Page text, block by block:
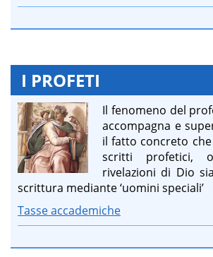
I PROFETI
Il fenomeno del
accompagna e
il fatto concreto
scritti profetici,
rivelazioni di Dio
scrittura mediante ‘uomini speciali’
Tasse accademiche